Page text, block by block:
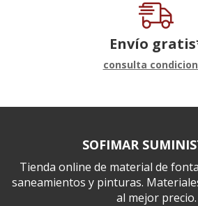
Envío
consulta
SOFIMAR
Tienda online de material de
saneamientos y pinturas.
al mejor precio.